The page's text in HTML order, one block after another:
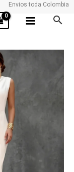
Envios toda Colombia